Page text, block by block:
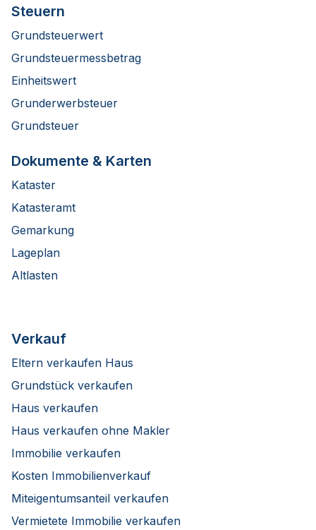
Steuern
Grundsteuerwert
Grundsteuermessbetrag
Einheitswert
Grunderwerbsteuer
Grundsteuer
Dokumente & Karten
Kataster
Katasteramt
Gemarkung
Lageplan
Altlasten
Verkauf
Eltern verkaufen Haus
Grundstück verkaufen
Haus verkaufen
Haus verkaufen ohne Makler
Immobilie verkaufen
Kosten Immobilienverkauf
Miteigentumsanteil verkaufen
Vermietete Immobilie verkaufen